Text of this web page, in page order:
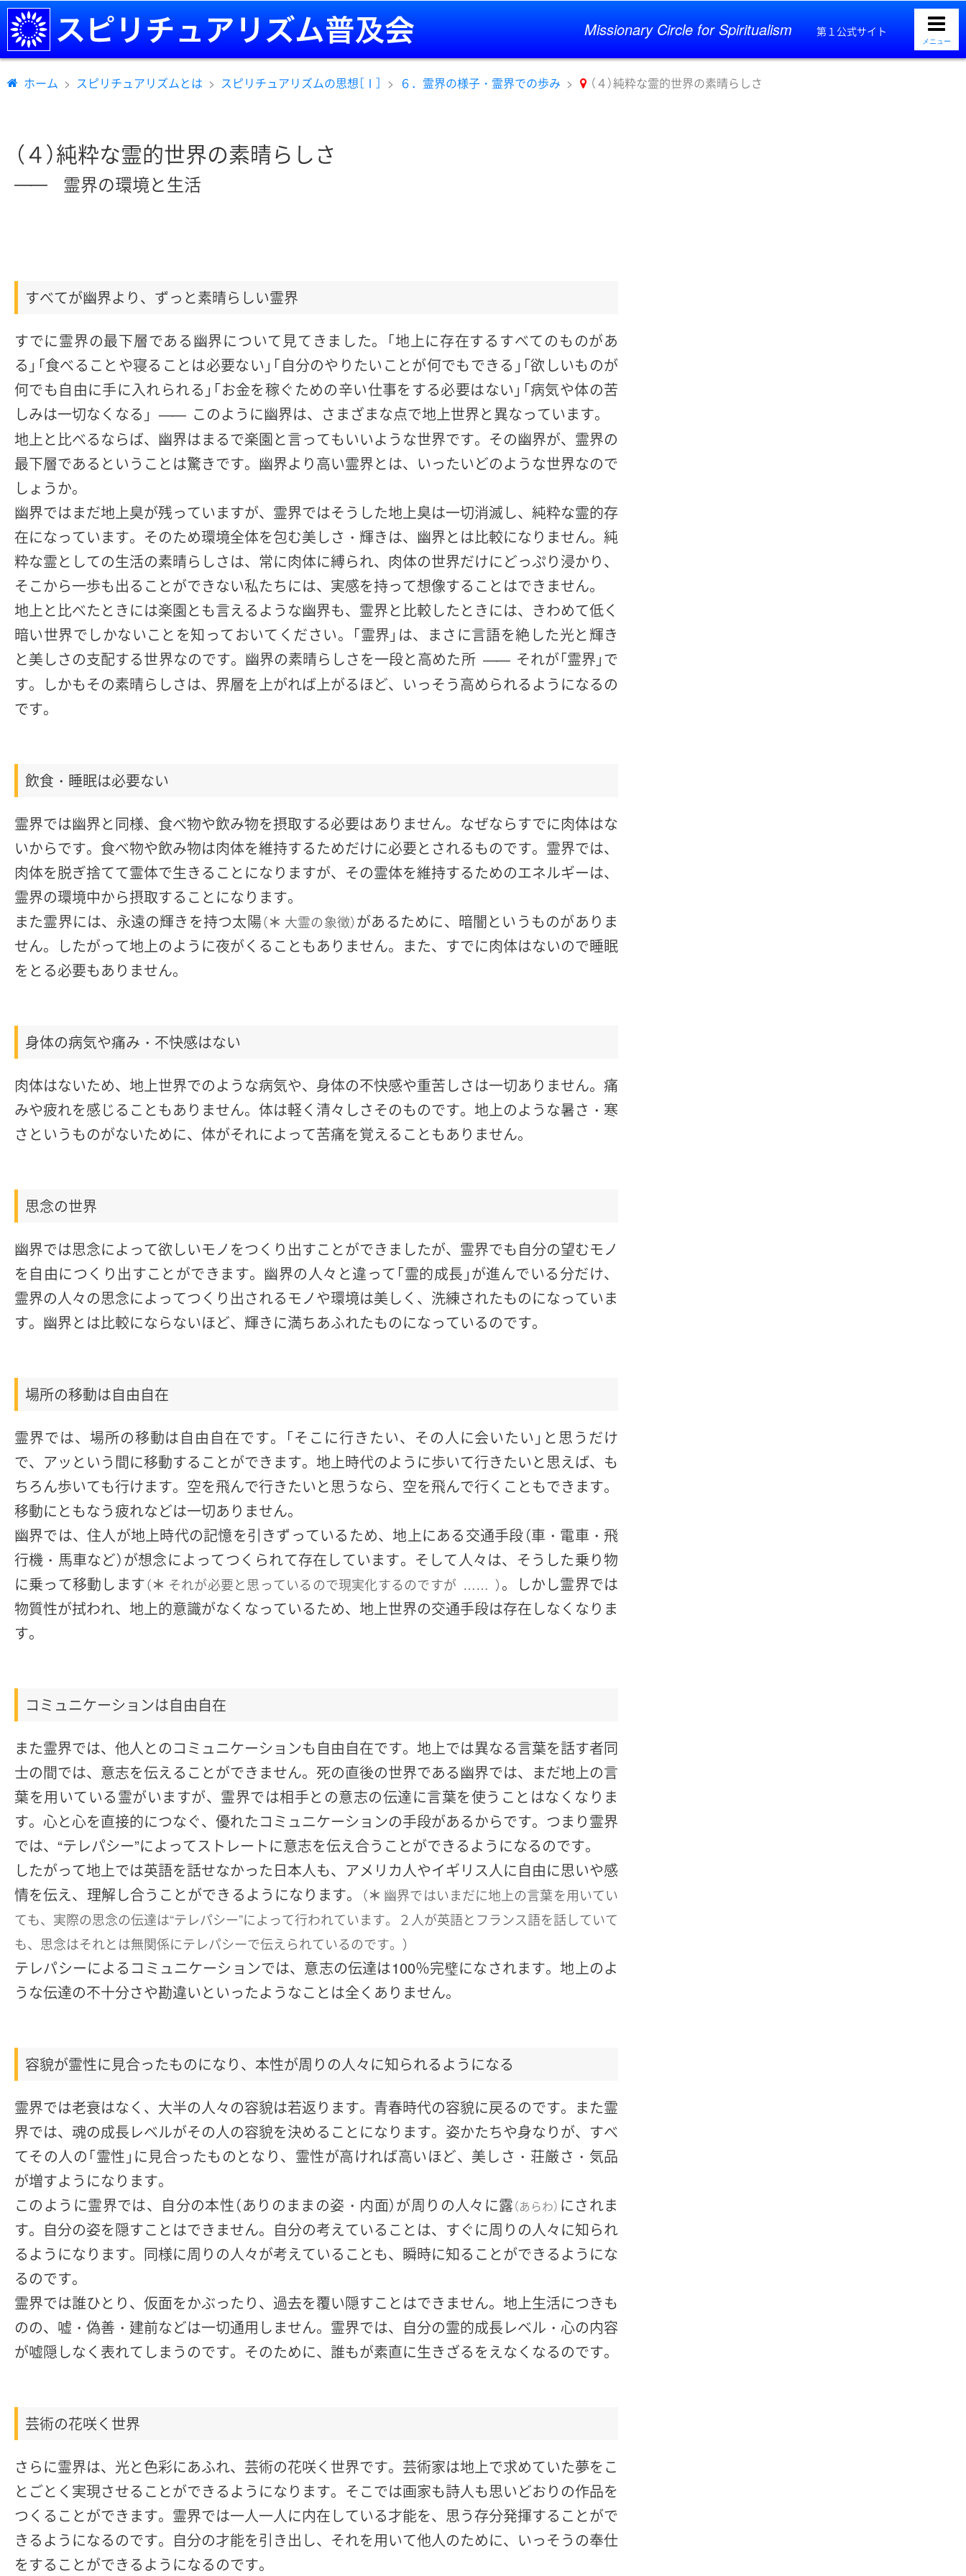
Missionary Circle for Spiritualism 第１公式サイト
メニュー
ホーム スピリチュアリズムとは スピリチュアリズムの思想［Ⅰ］ ６．霊界の様子・霊界での歩み （４）純粋な霊的世界の素晴らしさ
（４）純粋な霊的世界の素晴らしさ
―― 霊界の環境と生活
すべてが幽界より、ずっと素晴らしい霊界
すでに霊界の最下層である幽界について見てきました。「地上に存在するすべてのものがあ
る」「食べることや寝ることは必要ない」「自分のやりたいことが何でもできる」「欲しいものが
何でも自由に手に入れられる」「お金を稼ぐための辛い仕事をする必要はない」「病気や体の苦
しみは一切なくなる」
―― このように幽界は、さまざまな点で地上世界と異なっています。
地上と比べるならば、幽界はまるで楽園と言ってもいいような世界です。その幽界が、霊界の
最下層であるということは驚きです。幽界より高い霊界とは、いったいどのような世界なので
しょうか。
幽界ではまだ地上臭が残っていますが、霊界ではそうした地上臭は一切消滅し、純粋な霊的存
在になっています。そのため環境全体を包む美しさ・輝きは、幽界とは比較になりません。純
粋な霊としての生活の素晴らしさは、常に肉体に縛られ、肉体の世界だけにどっぷり浸かり、
そこから一歩も出ることができない私たちには、実感を持って想像することはできません。
地上と比べたときには楽園とも言えるような幽界も、霊界と比較したときには、きわめて低く
暗い世界でしかないことを知っておいてください。「霊界」は、まさに言語を絶した光と輝き
と美しさの支配する世界なのです。幽界の素晴らしさを一段と高めた所 ―― それが「霊界」で
す。しかもその素晴らしさは、界層を上がれば上がるほど、いっそう高められるようになるの
です。
飲食・睡眠は必要ない
霊界では幽界と同様、食べ物や飲み物を摂取する必要はありません。なぜならすでに肉体はな
いからです。食べ物や飲み物は肉体を維持するためだけに必要とされるものです。霊界では、
肉体を脱ぎ捨てて霊体で生きることになりますが、その霊体を維持するためのエネルギーは、
霊界の環境中から摂取することになります。
また霊界には、永遠の輝きを持つ太陽（＊ 大霊の象徴）があるために、暗闇というものがありま
せん。したがって地上のように夜がくることもありません。また、すでに肉体はないので睡眠
をとる必要もありません。
身体の病気や痛み・不快感はない
肉体はないため、地上世界でのような病気や、身体の不快感や重苦しさは一切ありません。痛
みや疲れを感じることもありません。体は軽く清々しさそのものです。地上のような暑さ・寒
さというものがないために、体がそれによって苦痛を覚えることもありません。
思念の世界
幽界では思念によって欲しいモノをつくり出すことができましたが、霊界でも自分の望むモノ
を自由につくり出すことができます。幽界の人々と違って「霊的成長」が進んでいる分だけ、
霊界の人々の思念によってつくり出されるモノや環境は美しく、洗練されたものになっていま
す。幽界とは比較にならないほど、輝きに満ちあふれたものになっているのです。
場所の移動は自由自在
霊界では、場所の移動は自由自在です。「そこに行きたい、その人に会いたい」と思うだけ
で、アッという間に移動することができます。地上時代のように歩いて行きたいと思えば、も
ちろん歩いても行けます。空を飛んで行きたいと思うなら、空を飛んで行くこともできます。
移動にともなう疲れなどは一切ありません。
幽界では、住人が地上時代の記憶を引きずっているため、地上にある交通手段（車・電車・飛
行機・馬車など）が想念によってつくられて存在しています。そして人々は、そうした乗り物
に乗って移動します（＊ それが必要と思っているので現実化するのですが …… ）。しかし霊界では
物質性が拭われ、地上的意識がなくなっているため、地上世界の交通手段は存在しなくなりま
す。
コミュニケーションは自由自在
また霊界では、他人とのコミュニケーションも自由自在です。地上では異なる言葉を話す者同
士の間では、意志を伝えることができません。死の直後の世界である幽界では、まだ地上の言
葉を用いている霊がいますが、霊界では相手との意志の伝達に言葉を使うことはなくなりま
す。心と心を直接的につなぐ、優れたコミュニケーションの手段があるからです。つまり霊界
では、“テレパシー”によってストレートに意志を伝え合うことができるようになるのです。
したがって地上では英語を話せなかった日本人も、アメリカ人やイギリス人に自由に思いや感
情を伝え、理解し合うことができるようになります。
（＊ 幽界ではいまだに地上の言葉を用いてい
ても、実際の思念の伝達は“テレパシー”によって行われています。２人が英語とフランス語を話していて
も、思念はそれとは無関係にテレパシーで伝えられているのです。）
テレパシーによるコミュニケーションでは、意志の伝達は100％完璧になされます。地上のよ
うな伝達の不十分さや勘違いといったようなことは全くありません。
容貌が霊性に見合ったものになり、本性が周りの人々に知られるようになる
霊界では老衰はなく、大半の人々の容貌は若返ります。青春時代の容貌に戻るのです。また霊
界では、魂の成長レベルがその人の容貌を決めることになります。姿かたちや身なりが、すべ
てその人の「霊性」に見合ったものとなり、霊性が高ければ高いほど、美しさ・荘厳さ・気品
が増すようになります。
このように霊界では、自分の本性（ありのままの姿・内面）が周りの人々に露（あらわ） にされま
す。自分の姿を隠すことはできません。自分の考えていることは、すぐに周りの人々に知られ
るようになります。同様に周りの人々が考えていることも、瞬時に知ることができるようにな
るのです。
霊界では誰ひとり、仮面をかぶったり、過去を覆い隠すことはできません。地上生活につきも
のの、嘘・偽善・建前などは一切通用しません。霊界では、自分の霊的成長レベル・心の内容
が嘘隠しなく表れてしまうのです。そのために、誰もが素直に生きざるをえなくなるのです。
芸術の花咲く世界
さらに霊界は、光と色彩にあふれ、芸術の花咲く世界です。芸術家は地上で求めていた夢をこ
とごとく実現させることができるようになります。そこでは画家も詩人も思いどおりの作品を
つくることができます。霊界では一人一人に内在している才能を、思う存分発揮することがで
きるようになるのです。自分の才能を引き出し、それを用いて他人のために、いっそうの奉仕
をすることができるようになるのです。